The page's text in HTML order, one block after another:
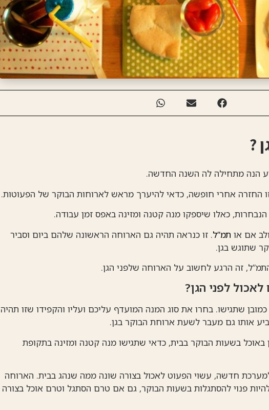
?
הנה מתחילה לה השנה החדשה.
החזרה אחרי חופשה, כדאי להיערך מראש לארוחות הבוקר של הפעוטות.
כאלו שיספקו מנה קטנה ומזינה באפס זמן עבודה.
אם או תמ”ל. זו כנראה תהיה גם הארוחה הראשונה שלהם ביום וסביר
שתוגש בגן.
זה הרגע לחשוב על הארוחה שלפני הגן.
לפני הגן?
שתגישו. בחרו את סוג המנה המועדף עליכם ועליו והקפידו שזו תהיה
אותו גם מעבר לשעת ארוחת הבוקר בגן.
בשעות הבוקר בבית, כדאי שתגישו מנה קטנה ומזינה בתקופת
חדשה, עשוי הפעוט לאכול בצורה שונה ממה שנהג בבית. הארוחה
פנוי להסתגלות בשעות הבוקר, גם אם טרם הסתגל וטרם אוכל בצורה